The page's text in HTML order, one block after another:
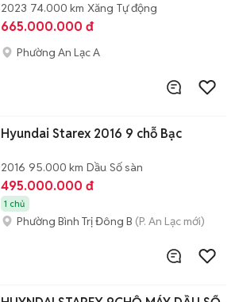
2023 74.000 km Xăng Tự động
665.000.000 đ
Phường An Lạc A
Hyundai Starex 2016 9 chỗ Bạc
2016 95.000 km Dầu Số sàn
495.000.000 đ
1 chủ
Phường Bình Trị Đông B (P. An Lạc mới)